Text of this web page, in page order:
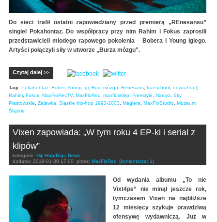
Do sieci trafił ostatni zapowiedziany przed premierą „REnesansu”
singiel Pokahontaz. Do współpracy przy nim Rahim i Fokus zaprosili
przedstawicieli młodego rapowego pokolenia– Bobera i Young Igiego.
Artyści połączyli siły w utworze „Burza mózgu”.
Czytaj dalej >>
Tagi: Pokahontaz, Bober, Young Igi, Burz mózgu, Renesans, trueschool, newschool,
Rahim, Fokus, MaxFloRecTV, MaxFloRec, maxflosklep, Freestyle, Narcyz, Sky
Piastowskie, Zajawka. Śląskie hip-hop 1993-2003, Magiera, MaxFloStudio, Muzeum
Śląskie
Vixen zapowiada: „W tym roku 4 EP-ki i serial z
klipów”
kategorie: Hip-Hop/Rap, News
dodano: 2019-01-30 17:00 przez: MaxFloRec (komentarze: 1)
Od wydania albumu „To nie
Vixt4pe” nie minął jeszcze rok,
tymczasem Vixen na najbliższe
12 miesięcy szykuje prawdziwą
ofensywę wydawniczą. Już w